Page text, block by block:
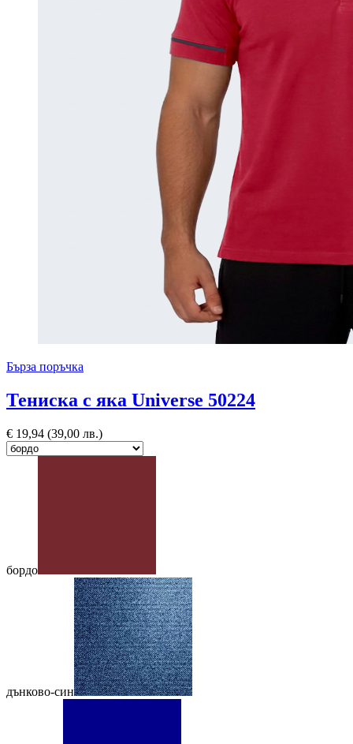
Бърза поръчка
Тениска с яка Universe 50224
€ 19,94 (39,00 лв.)
бордо
дънково-син